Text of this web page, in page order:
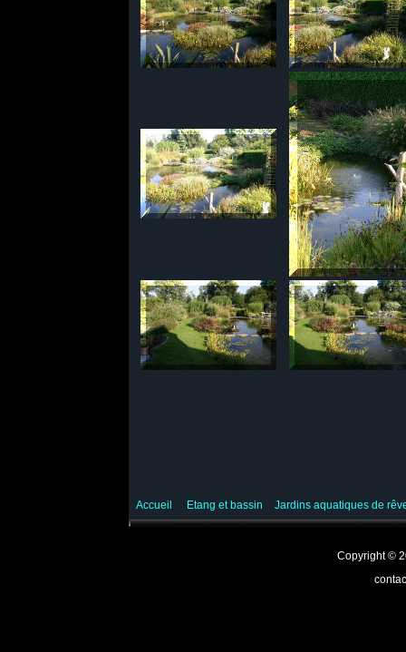
Accueil Etang et bassin Jardins aquatiques de
Copyright ©